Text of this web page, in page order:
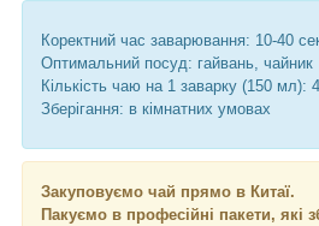
Коректний час заварювання: 10-40
Оптимальний посуд: гайвань, чайник
Кількість чаю на 1 заварку (150 мл):
Зберігання: в кімнатних умовах
Закуповуємо чай прямо в Китаї.
Пакуємо в професійні пакети, які